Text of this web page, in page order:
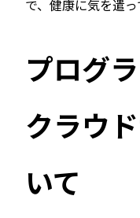
で、健康に気を遣
プログ
クラウ
いて